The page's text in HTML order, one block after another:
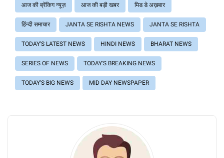
आज की ब्रेंकिग न्यूज़ आज की बड़ी खबर मिड डे अख़बार
हिंन्दी समाचार JANTA SE RISHTA NEWS JANTA SE RISHTA
TODAY'S LATEST NEWS HINDI NEWS BHARAT NEWS
SERIES OF NEWS TODAY'S BREAKING NEWS
TODAY'S BIG NEWS MID DAY NEWSPAPER